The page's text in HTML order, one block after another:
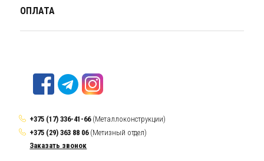
ОПЛАТА
+375 (17) 336-41-66 (Металлоконструкции)
+375 (29) 363 88 06(Метизный отдел)
Заказать звонок